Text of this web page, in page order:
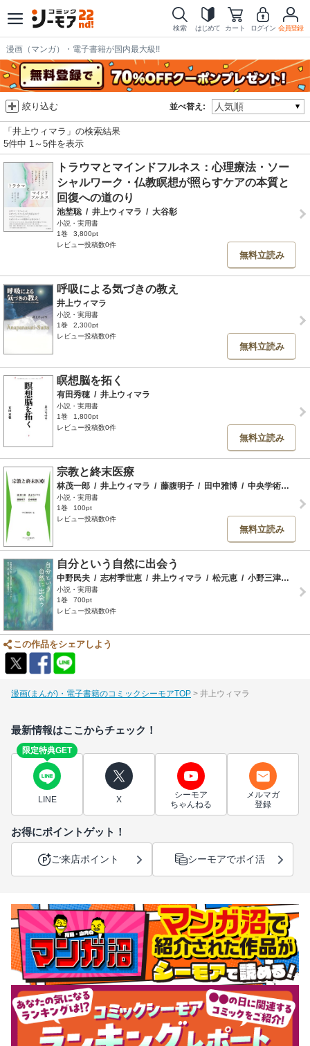
検索 はじめて カート ログイン 会員登録
漫画（マンガ）・電子書籍が国内最大級!!
並べ替え:
絞り込む
「井上ウィマラ」の検索結果
5件中 1～5件を表示
トラウマとマインドフルネス：心理療法・ソー
シャルワーク・仏教瞑想が照らすケアの本質と
回復への道のり
池埜聡 / 井上ウィマラ / 大谷彰
小説・実用書
1巻
3,800pt
レビュー投稿数0件
無料立読み
呼吸による気づきの教え
井上ウィマラ
小説・実用書
1巻
2,300pt
レビュー投稿数0件
無料立読み
瞑想脳を拓く
有田秀穂 / 井上ウィマラ
小説・実用書
1巻
1,800pt
レビュー投稿数0件
無料立読み
宗教と終末医療
林茂一郎 / 井上ウィマラ / 藤腹明子 / 田中雅博 / 中央学術研究所
小説・実用書
1巻
100pt
レビュー投稿数0件
無料立読み
自分という自然に出会う
中野民夫 / 志村季世恵 / 井上ウィマラ / 松元恵 / 小野三津子
小説・実用書
1巻
700pt
レビュー投稿数0件
この作品をシェアしよう
漫画(まんが)・電子書籍のコミックシーモアTOP 井上ウィマラ
最新情報はここからチェック！
限定特典GET
LINE X
シーモア
ちゃんねる
メルマガ
登録
お得にポイントゲット！
ご来店ポイント シーモアでポイ活